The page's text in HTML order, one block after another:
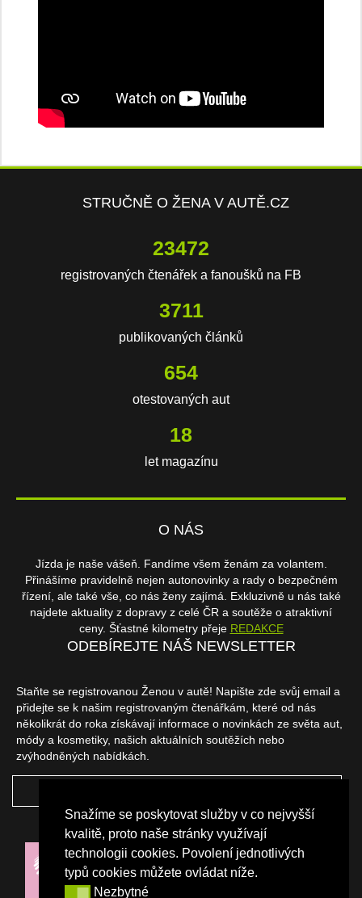
Snažíme se poskytovat služby v co nejvyšší
kvalitě, proto naše stránky využívají
technologii cookies. Povolení jednotlivých
typů cookies můžete ovládat níže.
NezbytnéNezbytné
STRUČNĚ O ŽENA V AUTĚ.CZ
23472
registrovaných čtenářek a fanoušků na FB
3711
publikovaných článků
654
otestovaných aut
18
let magazínu
O NÁS
Jízda je naše vášeň. Fandíme všem ženám za volantem.
Přinášíme pravidelně nejen autonovinky a rady o bezpečném
řízení, ale také vše, co nás ženy zajímá. Exkluzivně u nás také
najdete aktuality z dopravy z celé ČR a soutěže o atraktivní
ceny. Šťastné kilometry přeje REDAKCE
ODEBÍREJTE NÁŠ NEWSLETTER
Staňte se registrovanou Ženou v autě! Napište zde svůj email a
přidejte se k našim registrovaným čtenářkám, které od nás
několikrát do roka získávají informace o novinkách ze světa aut,
módy a kosmetiky, našich aktuálních soutěžích nebo
zvýhodněných nabídkách.
NAŠI PARTNEŘI